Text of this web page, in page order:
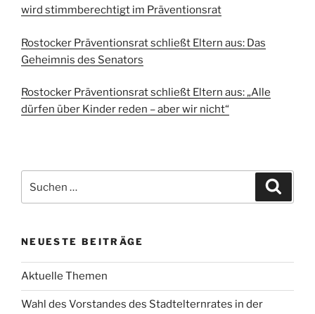
wird stimmberechtigt im Präventionsrat
Rostocker Präventionsrat schließt Eltern aus: Das
Geheimnis des Senators
Rostocker Präventionsrat schließt Eltern aus: „Alle
dürfen über Kinder reden – aber wir nicht“
nach:
NEUESTE BEITRÄGE
Aktuelle Themen
Wahl des Vorstandes des Stadtelternrates in der